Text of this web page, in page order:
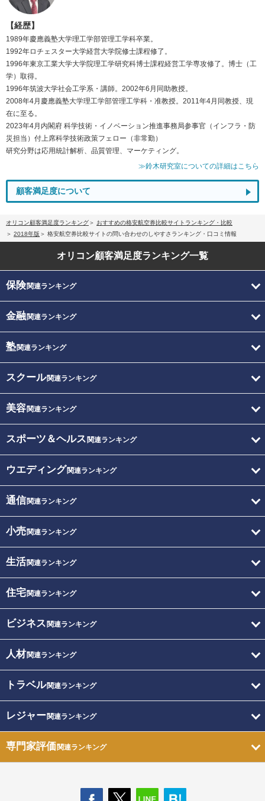
【経歴】
1989年慶應義塾大学理工学部管理工学科卒業。
1992年ロチェスター大学経営大学院修士課程修了。
1996年東京工業大学大学院理工学研究科博士課程経営工学専攻修了。博士（工
学）取得。
1996年筑波大学社会工学系・講師。2002年6月同助教授。
2008年4月慶應義塾大学理工学部管理工学科・准教授。2011年4月同教授、現
在に至る。
2023年4月内閣府 科学技術・イノベーション推進事務局参事官（インフラ・防
災担当）付上席科学技術政策フェロー（非常勤）
研究分野は応用統計解析、品質管理、マーケティング。
≫鈴木研究室についての詳細はこちら
顧客満足度について
オリコン顧客満足度ランキング
おすすめの格安航空券比較サイトランキング・比較
2018年版
格安航空券比較サイトの問い合わせのしやすさランキング・口コミ情報
オリコン顧客満足度ランキング一覧
保険関連ランキング
金融関連ランキング
塾関連ランキング
スクール関連ランキング
美容関連ランキング
スポーツ＆ヘルス 関連ランキング
ウエディング関連ランキング
通信関連ランキング
小売関連ランキング
生活関連ランキング
住宅関連ランキング
ビジネス 関連ランキング
人材関連ランキング
トラベル関連ランキング
レジャー関連ランキング
専門家評価関連ランキング